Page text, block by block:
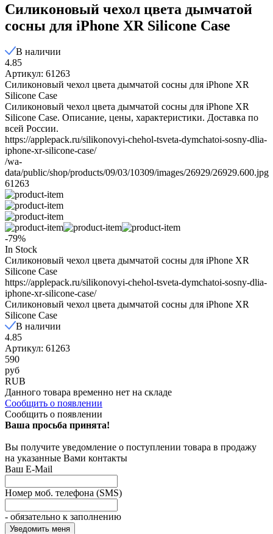
Силиконовый чехол цвета дымчатой
сосны для iPhone XR Silicone Case
В наличии
4.85
Артикул: 61263
Силиконовый чехол цвета дымчатой сосны для iPhone XR
Silicone Case
Силиконовый чехол цвета дымчатой сосны для iPhone XR
Silicone Case. Описание, цены, характеристики. Доставка по
всей России.
https://applepack.ru/silikonovyi-chehol-tsveta-dymchatoi-sosny-dlia-
iphone-xr-silicone-case/
/wa-
data/public/shop/products/09/03/10309/images/26929/26929.600.jpg
61263
-79%
In Stock
Силиконовый чехол цвета дымчатой сосны для iPhone XR
Silicone Case
https://applepack.ru/silikonovyi-chehol-tsveta-dymchatoi-sosny-dlia-
iphone-xr-silicone-case/
Силиконовый чехол цвета дымчатой сосны для iPhone XR
Silicone Case
В наличии
4.85
Артикул: 61263
590
руб
RUB
Данного товара временно нет на складе
Сообщить о появлении
Сообщить о появлении
Ваша просьба принята!
Вы получите уведомление о поступлении товара в продажу
на указанные Вами контакты
Ваш E-Mail
Номер моб. телефона (SMS)
- обязательно к заполнению